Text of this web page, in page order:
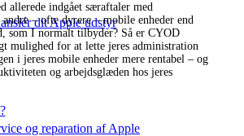
dit Apple udstyr
og reparation af Apple
allerede indgået særaftaler med
– ofte dyrere – mobile enheder end
som I normalt tilbyder? Så er CYOD
mulighed for at lette jeres administration
i jeres mobile enheder mere rentabel – og
og arbejdsglæden hos jeres